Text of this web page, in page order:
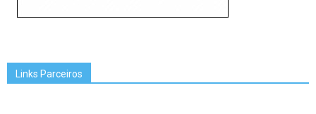
Links Parceiros